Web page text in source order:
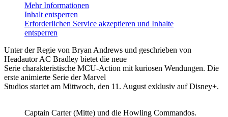
Mehr Informationen
Inhalt entsperren
Erforderlichen Service akzeptieren und Inhalte
entsperren
Unter der Regie von Bryan Andrews und geschrieben von
Headautor AC Bradley bietet die neue
Serie charakteristische MCU-Action mit kuriosen Wendungen. Die
erste animierte Serie der Marvel
Studios startet am Mittwoch, den 11. August exklusiv auf Disney+.
Captain Carter (Mitte) und die Howling Commandos.